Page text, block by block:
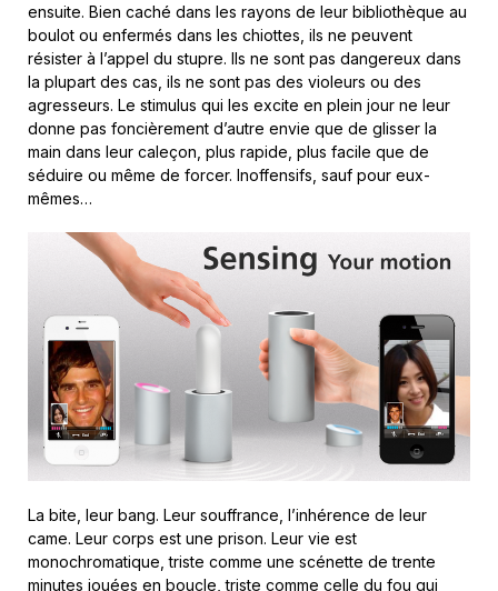
ensuite. Bien caché dans les rayons de leur bibliothèque au
boulot ou enfermés dans les chiottes, ils ne peuvent
résister à l’appel du stupre. Ils ne sont pas dangereux dans
la plupart des cas, ils ne sont pas des violeurs ou des
agresseurs. Le stimulus qui les excite en plein jour ne leur
donne pas foncièrement d’autre envie que de glisser la
main dans leur caleçon, plus rapide, plus facile que de
séduire ou même de forcer. Inoffensifs, sauf pour eux-
mêmes…
La bite, leur bang. Leur souffrance, l’inhérence de leur
came. Leur corps est une prison. Leur vie est
monochromatique, triste comme une scénette de trente
minutes jouées en boucle, triste comme celle du fou qui